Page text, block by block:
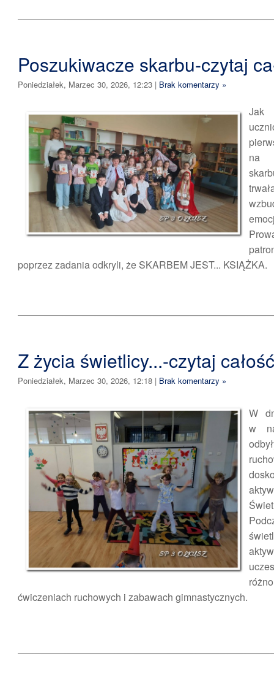
Poszukiwacze skarbu-czytaj
Poniedziałek, Marzec 30, 2026, 12:23 | Brak komentarzy »
na
poprzez zadania odkryli, że SKARBEM JEST... KSIĄŻKA.
Z życia świetlicy...-czytaj
Poniedziałek, Marzec 30, 2026, 12:18 | Brak komentarzy »
W
w
ćwiczeniach ruchowych i zabawach gimnastycznych.